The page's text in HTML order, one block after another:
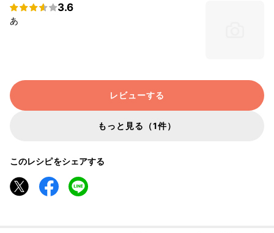
3.6
あ
レビューする
もっと見る（1件）
このレシピをシェアする